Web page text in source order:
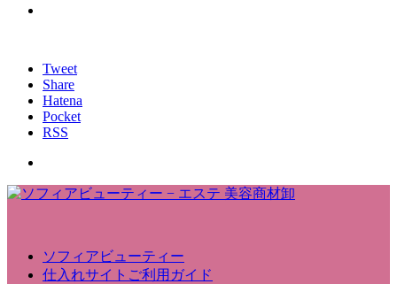
Tweet
Share
Hatena
Pocket
RSS
ソフィアビューティー
仕入れサイトご利用ガイド